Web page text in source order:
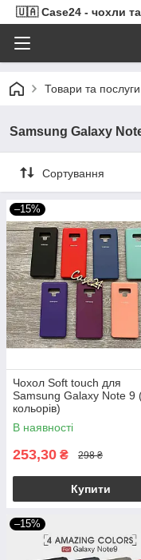
🇺🇦 Case24 - чохли та
Товари та послуги
Samsung Galaxy
Сортування
–15%
Чохол Soft touch для
Samsung Galaxy Note 9
кольорів)
В наявності
253,30 ₴ 298 ₴
Купити
–15%